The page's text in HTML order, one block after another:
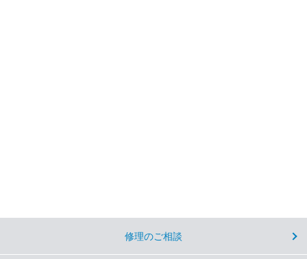
修理のご相談